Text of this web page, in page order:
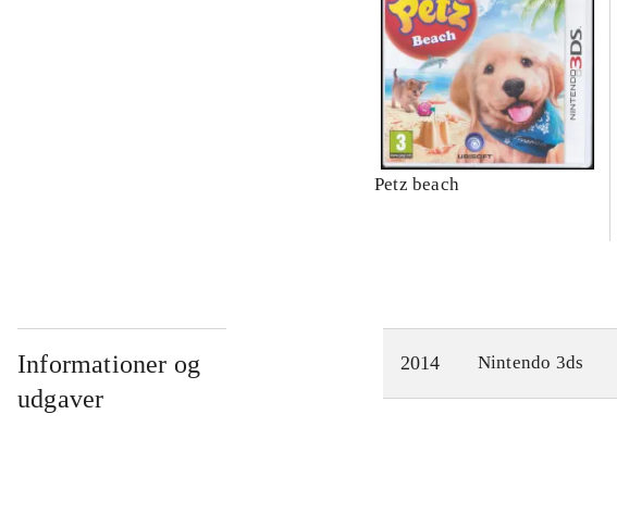
Petz beach
Informationer og
udgaver
2014 Nintendo 3ds